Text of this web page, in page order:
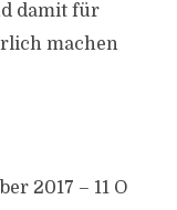
damit für
machen
2017 – 11 O